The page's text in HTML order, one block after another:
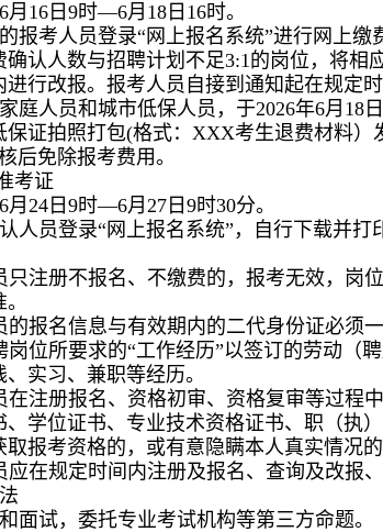
月16日9时—6月18日16时。
报考人员登录“网上报名系统”进行网上
确认人数与招聘计划不足3:1的岗位，将
进行改报。报考人员自接到通知起在规定
庭人员和城市低保人员，于2026年6月
证拍照打包(格式：XXX考生退费材料）
后免除报考费用。
考证
月24日9时—6月27日9时30分。
人员登录“网上报名系统”，自行下载并打
只注册不报名、不缴费的，报考无效，
的报名信息与有效期内的二代身份证必须一
岗位所要求的“工作经历”以签订的劳动
实习、兼职等经历。
在注册报名、资格初审、资格复审等过程
、学位证书、专业技术资格证书、职（执
报考资格的，或有意隐瞒本人真实情况
应在规定时间内注册及报名、查询及改报
面试，委托专业考试机构等第三方命题。